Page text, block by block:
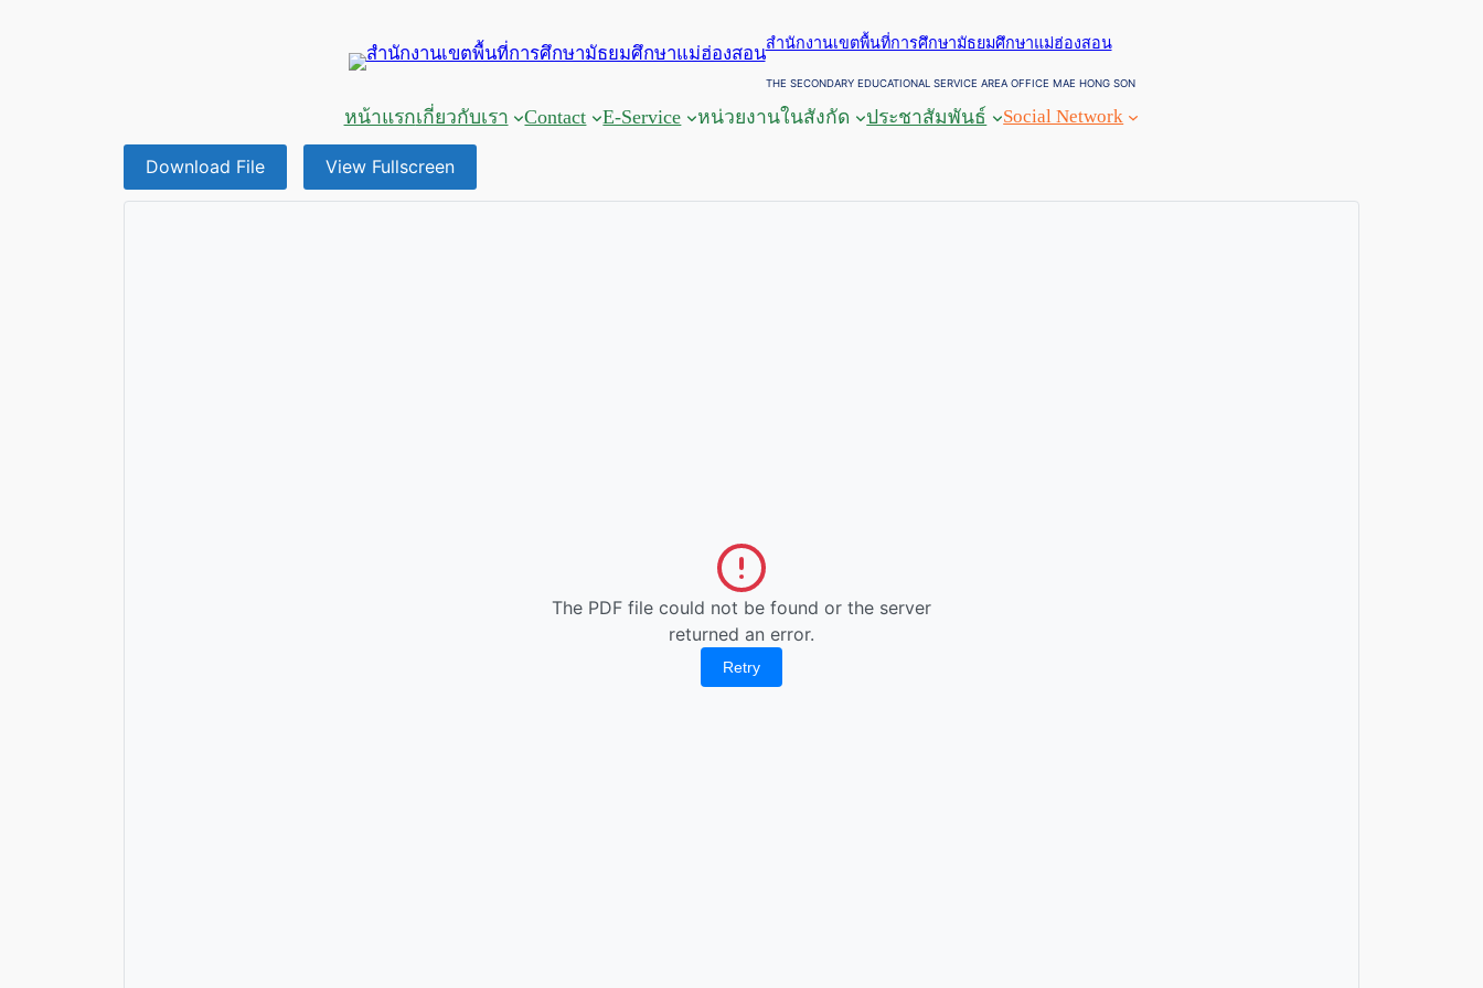
สำนักงานเขตพื้นที่การศึกษามัธยมศึกษาแม่ฮ่องสอน
THE SECONDARY EDUCATIONAL SERVICE AREA OFFICE MAE HONG SON
หน้าแรกเกี่ยวกับเรา Contact E-Service หน่วยงานในสังกัด ประชาสัมพันธ์ Social Network
Download File View Fullscreen
The PDF file could not be found or the server
returned an error.
Retry